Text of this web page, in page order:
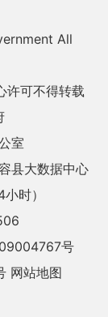
All
许可不得转载
室
县大数据中心
时）
号
网站地图